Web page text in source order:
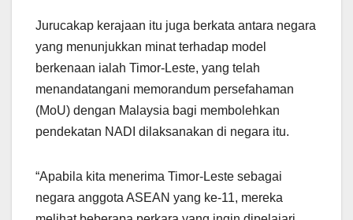
Jurucakap kerajaan itu juga berkata antara negara
yang menunjukkan minat terhadap model
berkenaan ialah Timor-Leste, yang telah
menandatangani memorandum persefahaman
(MoU) dengan Malaysia bagi membolehkan
pendekatan NADI dilaksanakan di negara itu.
“Apabila kita menerima Timor-Leste sebagai
negara anggota ASEAN yang ke-11, mereka